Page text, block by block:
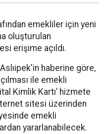
emekliler için yeni
oluşturulan
erişime açıldı.
haberine göre,
ile emekli
Kimlik Kartı’ hizmete
sitesi üzerinden
emekli
yararlanabilecek.